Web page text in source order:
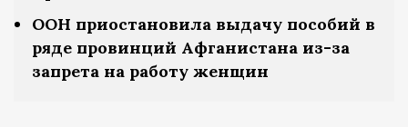
ООН приостановила выдачу пособий в
ряде провинций Афганистана из-за
запрета на работу женщин